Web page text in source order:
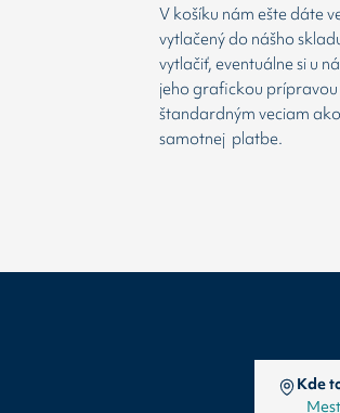
V košíku nám ešte dáte
vytlačený do nášho
vytlačiť, eventuálne si u
jeho grafickou
štandardným veciam
samotnej platbe.
Kde